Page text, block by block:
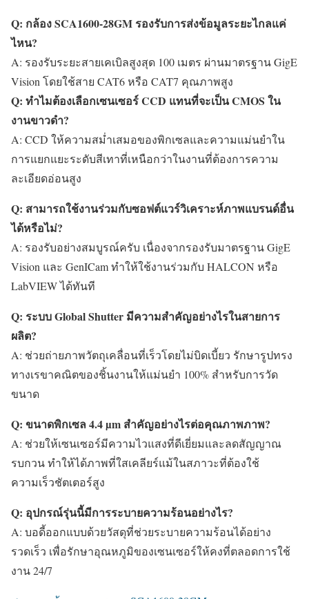
Q: กล้อง SCA1600-28GM รองรับการส่งข้อมูลระยะไกลแค่
ไหน?
A: รองรับระยะสายเคเบิลสูงสุด 100 เมตร ผ่านมาตรฐาน GigE
Vision โดยใช้สาย CAT6 หรือ CAT7 คุณภาพสูง
Q: ทำไมต้องเลือกเซนเซอร์ CCD แทนที่จะเป็น CMOS ใน
งานขาวดำ?
A: CCD ให้ความสม่ำเสมอของพิกเซลและความแม่นยำใน
การแยกแยะระดับสีเทาที่เหนือกว่าในงานที่ต้องการความ
ละเอียดอ่อนสูง
Q: สามารถใช้งานร่วมกับซอฟต์แวร์วิเคราะห์ภาพแบรนด์อื่น
ได้หรือไม่?
A: รองรับอย่างสมบูรณ์ครับ เนื่องจากรองรับมาตรฐาน GigE
Vision และ GenICam ทำให้ใช้งานร่วมกับ HALCON หรือ
LabVIEW ได้ทันที
Q: ระบบ Global Shutter มีความสำคัญอย่างไรในสายการ
ผลิต?
A: ช่วยถ่ายภาพวัตถุเคลื่อนที่เร็วโดยไม่บิดเบี้ยว รักษารูปทรง
ทางเรขาคณิตของชิ้นงานให้แม่นยำ 100% สำหรับการวัด
ขนาด
Q: ขนาดพิกเซล 4.4 µm สำคัญอย่างไรต่อคุณภาพภาพ?
A: ช่วยให้เซนเซอร์มีความไวแสงที่ดีเยี่ยมและลดสัญญาณ
รบกวน ทำให้ได้ภาพที่ใสเคลียร์แม้ในสภาวะที่ต้องใช้
ความเร็วชัตเตอร์สูง
Q: อุปกรณ์รุ่นนี้มีการระบายความร้อนอย่างไร?
A: บอดี้ออกแบบด้วยวัสดุที่ช่วยระบายความร้อนได้อย่าง
รวดเร็ว เพื่อรักษาอุณหภูมิของเซนเซอร์ให้คงที่ตลอดการใช้
งาน 24/7